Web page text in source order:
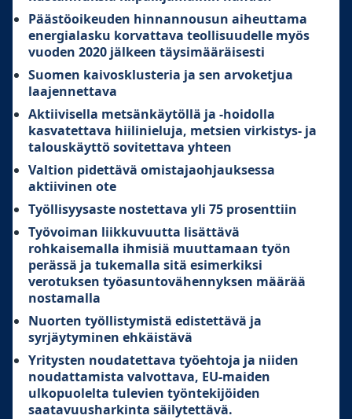
Päästöoikeuden hinnannousun aiheuttama
energialasku korvattava teollisuudelle myös
vuoden 2020 jälkeen täysimääräisesti
Suomen kaivosklusteria ja sen arvoketjua
laajennettava
Aktiivisella metsänkäytöllä ja -hoidolla
kasvatettava hiilinieluja, metsien virkistys- ja
talouskäyttö sovitettava yhteen
Valtion pidettävä omistajaohjauksessa
aktiivinen ote
Työllisyysaste nostettava yli 75 prosenttiin
Työvoiman liikkuvuutta lisättävä
rohkaisemalla ihmisiä muuttamaan työn
perässä ja tukemalla sitä esimerkiksi
verotuksen työasuntovähennyksen määrää
nostamalla
Nuorten työllistymistä edistettävä ja
syrjäytyminen ehkäistävä
Yritysten noudatettava työehtoja ja niiden
noudattamista valvottava, EU-maiden
ulkopuolelta tulevien työntekijöiden
saatavuusharkinta säilytettävä.